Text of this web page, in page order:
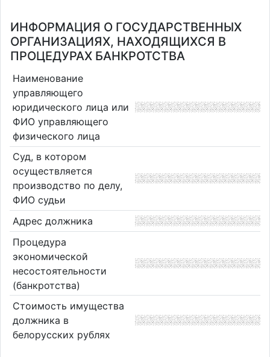
ИНФОРМАЦИЯ О ГОСУДАРСТВЕННЫХ
ОРГАНИЗАЦИЯХ, НАХОДЯЩИХСЯ В
ПРОЦЕДУРАХ БАНКРОТСТВА
Наименование
управляющего
юридического лица или
ФИО управляющего
физического лица
Суд, в котором
осуществляется
производство по делу,
ФИО судьи
Адрес должника
Процедура
экономической
несостоятельности
(банкротства)
Стоимость имущества
должника в
белорусских рублях